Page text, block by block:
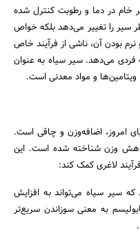
خام در دما و رطوبت کنترل شده
سیر را تغییر می‌دهد بلکه خواص
بودن آن، ناشی از فرآیند خاص
می‌دهد. سیر سیاه به عنوان
و مواد معدنی است.
امروز، اضافه‌وزن و چاقی است.
وزن شناخته شده است. این
لاغری کمک کند:
که سیر سیاه می‌تواند به افزایش
به معنی سوزاندن سریع‌تر